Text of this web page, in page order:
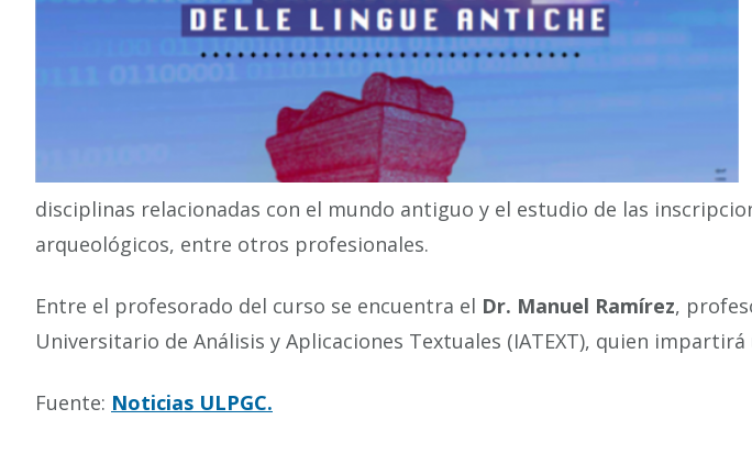
disciplinas relacionadas con el mundo antiguo y el estudio de las
arqueológicos, entre otros profesionales.
Entre el profesorado del curso se encuentra el Dr. Manuel Ramírez,
Universitario de Análisis y Aplicaciones Textuales (IATEXT), quien
Fuente: Noticias ULPGC.